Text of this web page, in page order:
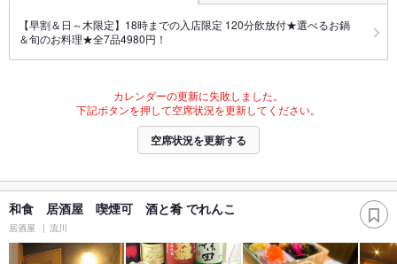
【早割＆日～木限定】18時までの入店限定 120分飲放付★選べるお鍋
＆旬のお料理★全7品4980円！
カレンダーの更新に失敗しました。
下記ボタンを押して空席状況を更新してください。
空席状況を更新する
和食 居酒屋 喫煙可 酒と肴 でれんこ
居酒屋 流川